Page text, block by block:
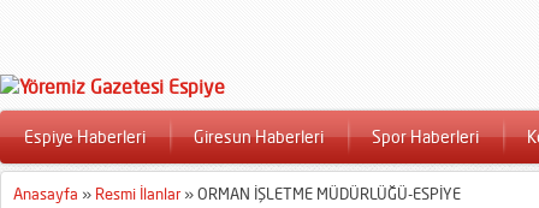
Espiye Haberleri Giresun Haberleri Spor Haberleri
Anasayfa » Resmi İlanlar »ORMAN İŞLETME MÜDÜRLÜĞÜ-ESPİYE